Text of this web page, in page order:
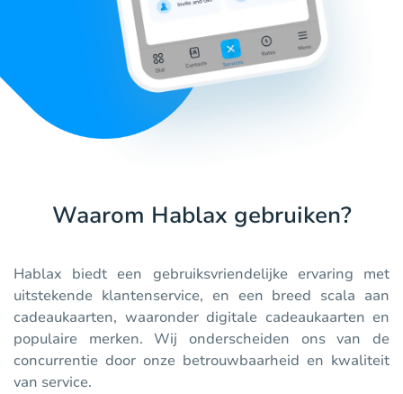
Waarom Hablax gebruiken?
Hablax biedt een gebruiksvriendelijke ervaring met
uitstekende klantenservice, en een breed scala aan
cadeaukaarten, waaronder digitale cadeaukaarten en
populaire merken. Wij onderscheiden ons van de
concurrentie door onze betrouwbaarheid en kwaliteit
van service.